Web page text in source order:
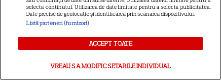
a entuziasmat pe fani
„Diavolul se îmbracă de la
Prada 2” s-a lansat pe Disney+.
selecta conținutul. Utilizarea de date limitate pentru a selecta publicitatea.
Date precise de geolocație și identificarea prin scanarea dispozitivului.
Listă parteneri (furnizori)
ACCEPT TOATE
VREAU SA MODIFIC SETARILE INDIVIDUAL